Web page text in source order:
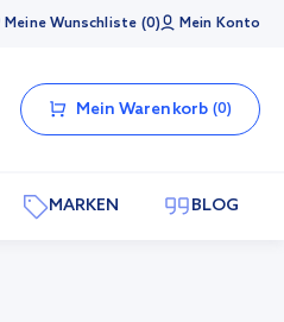
Meine Wunschliste 0 Mein Konto
Mein Warenkorb 0
MARKEN BLOG